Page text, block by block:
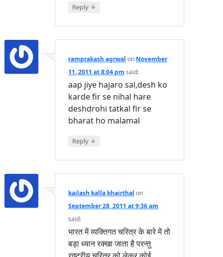
Reply ↓
ramprakash agrwal on November
11, 2011 at 8:04 pm said:
aap jiye hajaro sal,desh ko
karde fir se nihal hare
deshdrohi tatkal fir se
bharat ho malamal
Reply ↓
kailash kalla khairthal on
September 28, 2011 at 9:36 am
said:
भारत में व्यक्तिगत चरित्र के बारे में तो
बड़ा ध्यान रक्खा जाता है परन्तु